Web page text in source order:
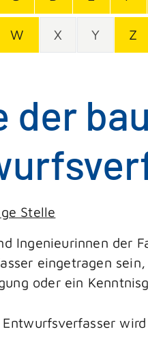
W X Y Z
der
Stelle
Ingenieurinnen der
eingetragen
oder ein